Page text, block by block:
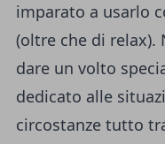
imparato a usarlo
(oltre che di relax).
dare un volto
dedicato alle
circostanze tutto